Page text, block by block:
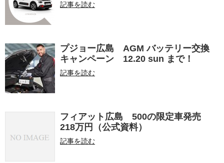
記事を読む
プジョー広島 AGM バッテリー交換
キャンペーン 12.20 sun まで！
記事を読む
フィアット広島 500の限定車発売
218万円（公式資料）
記事を読む